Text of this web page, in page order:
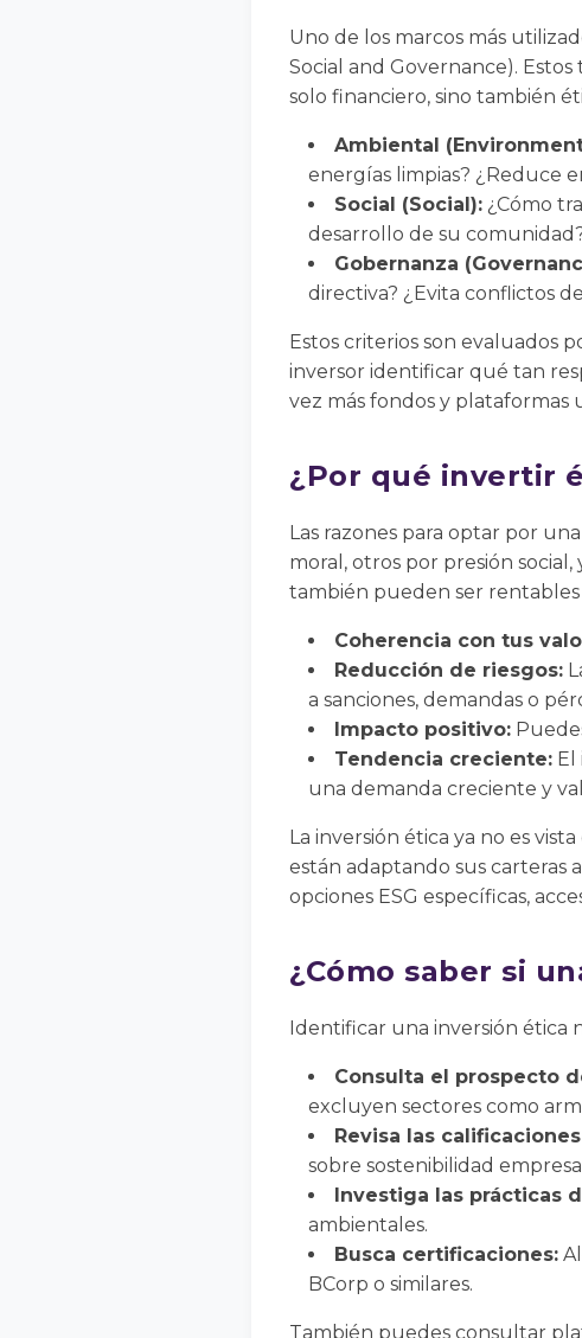
Uno de los marcos más
Social and Governance).
solo financiero, sino también
Ambiental
energías limpias? ¿Reduce
Social (Social): ¿Cómo
desarrollo de su
Gobernanza
directiva? ¿Evita conflictos
Estos criterios son evaluados
inversor identificar qué tan
vez más fondos y plataformas
¿Por qué invertir
Las razones para optar por
moral, otros por presión
también pueden ser
Coherencia con tus
Reducción de riesgos:
a sanciones, demandas o
Impacto positivo:
Tendencia creciente:
una demanda creciente y
La inversión ética ya no es
están adaptando sus carteras
opciones ESG específicas,
¿Cómo saber si
Identificar una inversión ética
Consulta el prospecto
excluyen sectores como
Revisa las calificaciones
sobre sostenibilidad
Investiga las prácticas
ambientales.
Busca certificaciones:
BCorp o similares.
También puedes consultar